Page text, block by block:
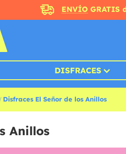
ENVÍOGRATIS
DISFRACES
Disfraces El Señor de los Anillos
Anillos